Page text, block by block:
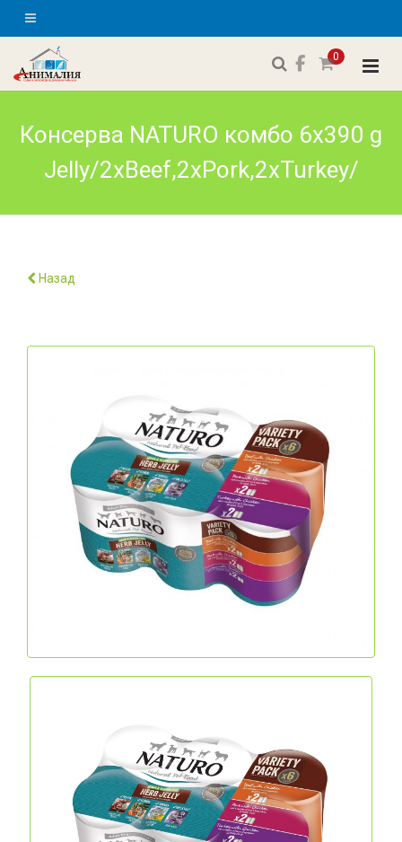
0
Консерва NATURO комбо 6x390 g
Jelly/2xBeef,2xPork,2xTurkey/
Назад